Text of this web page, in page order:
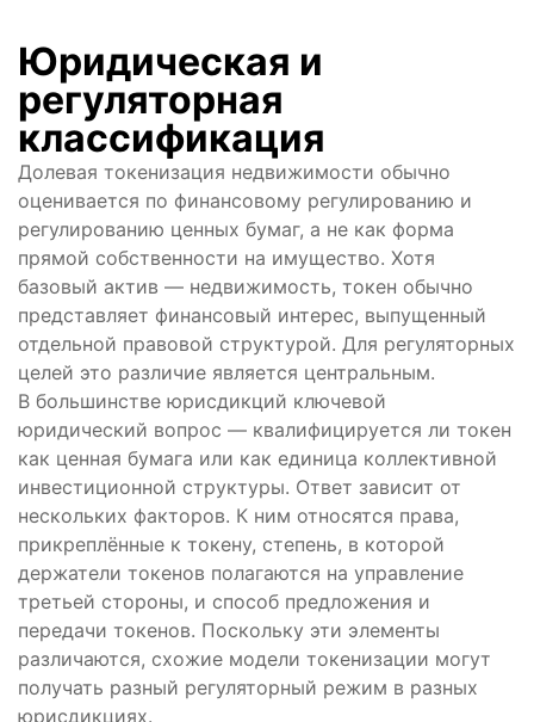
Юридическая и
регуляторная
классификация
Долевая токенизация недвижимости обычно
оценивается по финансовому регулированию и
регулированию ценных бумаг, а не как форма
прямой собственности на имущество. Хотя
базовый актив — недвижимость, токен обычно
представляет финансовый интерес, выпущенный
отдельной правовой структурой. Для регуляторных
целей это различие является центральным.
В большинстве юрисдикций ключевой
юридический вопрос — квалифицируется ли токен
как ценная бумага или как единица коллективной
инвестиционной структуры. Ответ зависит от
нескольких факторов. К ним относятся права,
прикреплённые к токену, степень, в которой
держатели токенов полагаются на управление
третьей стороны, и способ предложения и
передачи токенов. Поскольку эти элементы
различаются, схожие модели токенизации могут
получать разный регуляторный режим в разных
юрисдикциях.